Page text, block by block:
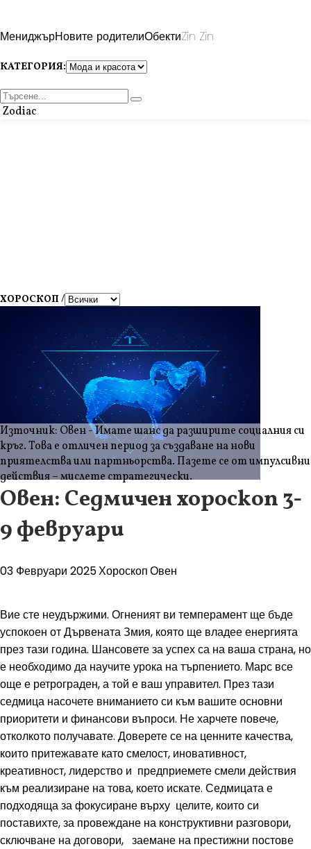
МениджърНовите родителиОбектиZin Zin
КАТЕГОРИЯ:
Zodiac
ХОРОСКОП /
Източник: Овен - Имате шанс да разширите социалния си
кръг. Това е отличен период за създаване на нови
приятелства или партньорства. Пазете се от импулсивни
действия – мислете стратегически.
Овен: Седмичен хороскоп 3-
9 февруари
03 Февруари 2025ХороскопОвен
Вие сте неудържими. Огненият ви темперамент ще бъде
успокоен от Дървената Змия, която ще владее енергията
през тази година. Шансовете за успех са на ваша страна, но
е необходимо да научите урока на търпението. Марс все
още е ретрограден, а той е ваш управител. През тази
седмица насочете вниманието си към вашите основни
приоритети и финансови въпроси. Не харчете повече,
отколкото получавате. Доверете се на ценните качества,
които притежавате като смелост, иновативност,
креативност, лидерство и предприемете смели действия
към реализиране на това, което искате. Седмицата е
подходяща за фокусиране върху целите, които си
поставихте, за провеждане на конструктивни разговори,
сключване на договори, заемане на престижни постове